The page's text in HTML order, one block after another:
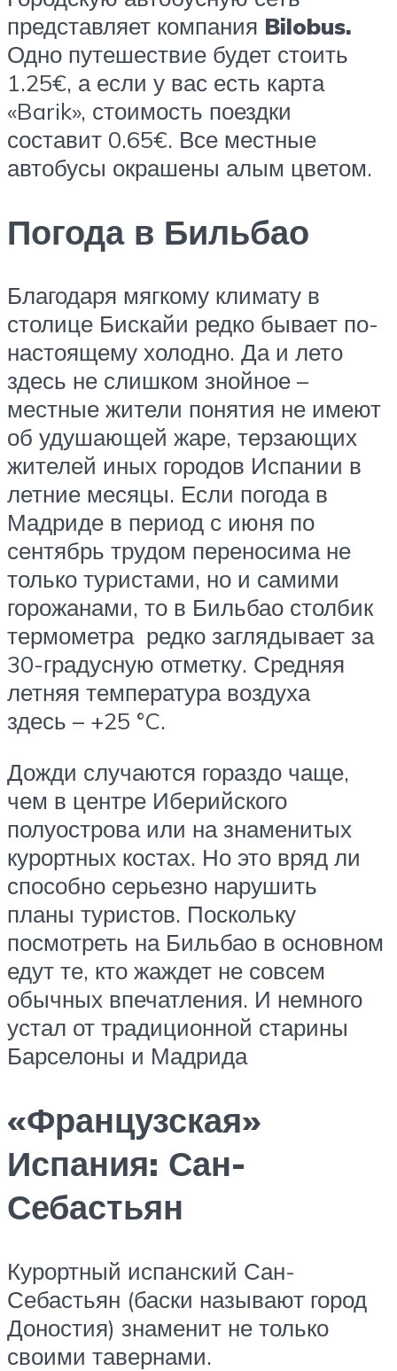
представляет компания Bilobus.
Одно путешествие будет стоить
1.25€, а если у вас есть карта
«Barik», стоимость поездки
составит 0.65€. Все местные
автобусы окрашены алым цветом.
Погода в Бильбао
Благодаря мягкому климату в
столице Бискайи редко бывает по-
настоящему холодно. Да и лето
здесь не слишком знойное –
местные жители понятия не имеют
об удушающей жаре, терзающих
жителей иных городов Испании в
летние месяцы. Если погода в
Мадриде в период с июня по
сентябрь трудом переносима не
только туристами, но и самими
горожанами, то в Бильбао столбик
термометра редко заглядывает за
30-градусную отметку. Средняя
летняя температура воздуха
здесь – +25 °C.
Дожди случаются гораздо чаще,
чем в центре Иберийского
полуострова или на знаменитых
курортных костах. Но это вряд ли
способно серьезно нарушить
планы туристов. Поскольку
посмотреть на Бильбао в основном
едут те, кто жаждет не совсем
обычных впечатления. И немного
устал от традиционной старины
Барселоны и Мадрида
«Французская»
Испания: Сан-
Себастьян
Курортный испанский Сан-
Себастьян (баски называют город
Доностия) знаменит не только
своими тавернами.